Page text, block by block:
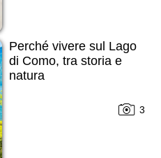
Perché vivere sul Lago
di Como, tra storia e
natura
3